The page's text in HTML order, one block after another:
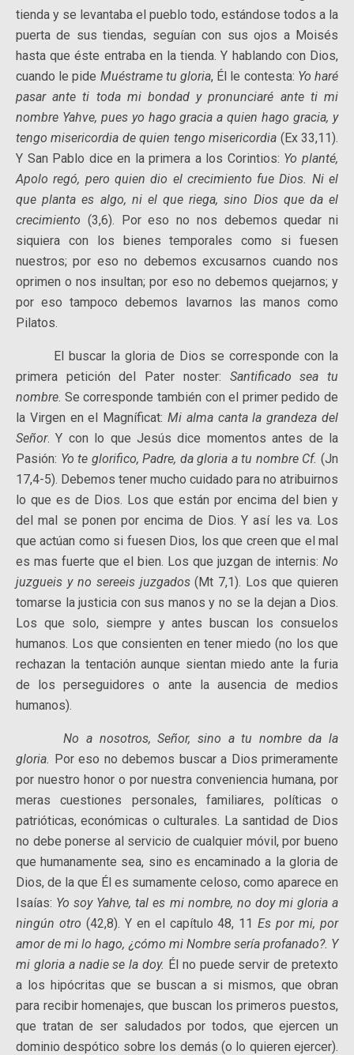
tienda y se levantaba el pueblo todo, estándose todos a la
puerta de sus tiendas, seguían con sus ojos a Moisés
hasta que éste entraba en la tienda. Y hablando con Dios,
cuando le pide Muéstrame tu gloria, Él le contesta: Yo haré
pasar ante ti toda mi bondad y pronunciaré ante ti mi
nombre Yahve, pues yo hago gracia a quien hago gracia, y
tengo misericordia de quien tengo misericordia (Ex 33,11).
Y San Pablo dice en la primera a los Corintios: Yo planté,
Apolo regó, pero quien dio el crecimiento fue Dios. Ni el
que planta es algo, ni el que riega, sino Dios que da el
crecimiento (3,6). Por eso no nos debemos quedar ni
siquiera con los bienes temporales como si fuesen
nuestros; por eso no debemos excusarnos cuando nos
oprimen o nos insultan; por eso no debemos quejarnos; y
por eso tampoco debemos lavarnos las manos como
Pilatos.
El buscar la gloria de Dios se corresponde con la
primera petición del Pater noster: Santificado sea tu
nombre. Se corresponde también con el primer pedido de
la Virgen en el Magníficat: Mi alma canta la grandeza del
Señor. Y con lo que Jesús dice momentos antes de la
Pasión: Yo te glorifico, Padre, da gloria a tu nombre Cf.(Jn
17,4-5). Debemos tener mucho cuidado para no atribuirnos
lo que es de Dios. Los que están por encima del bien y
del mal se ponen por encima de Dios. Y así les va. Los
que actúan como si fuesen Dios, los que creen que el mal
es mas fuerte que el bien. Los que juzgan de internis: No
juzgueis y no sereeis juzgados(Mt 7,1). Los que quieren
tomarse la justicia con sus manos y no se la dejan a Dios.
Los que solo, siempre y antes buscan los consuelos
humanos. Los que consienten en tener miedo (no los que
rechazan la tentación aunque sientan miedo ante la furia
de los perseguidores o ante la ausencia de medios
humanos).
No a nosotros, Señor, sino a tu nombre da la
gloria. Por eso no debemos buscar a Dios primeramente
por nuestro honor o por nuestra conveniencia humana, por
meras cuestiones personales, familiares, políticas o
patrióticas, económicas o culturales. La santidad de Dios
no debe ponerse al servicio de cualquier móvil, por bueno
que humanamente sea, sino es encaminado a la gloria de
Dios, de la que Él es sumamente celoso, como aparece en
Isaías: Yo soy Yahve, tal es mi nombre, no doy mi gloria a
ningún otro (42,8). Y en el capítulo 48, 11Es por mi, por
amor de mi lo hago, ¿cómo mi Nombre sería profanado?. Y
mi gloria a nadie se la doy. Él no puede servir de pretexto
a los hipócritas que se buscan a si mismos, que obran
para recibir homenajes, que buscan los primeros puestos,
que tratan de ser saludados por todos, que ejercen un
dominio despótico sobre los demás (o lo quieren ejercer).